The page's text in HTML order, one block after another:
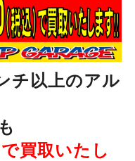
チ以上のアル
買取いたし